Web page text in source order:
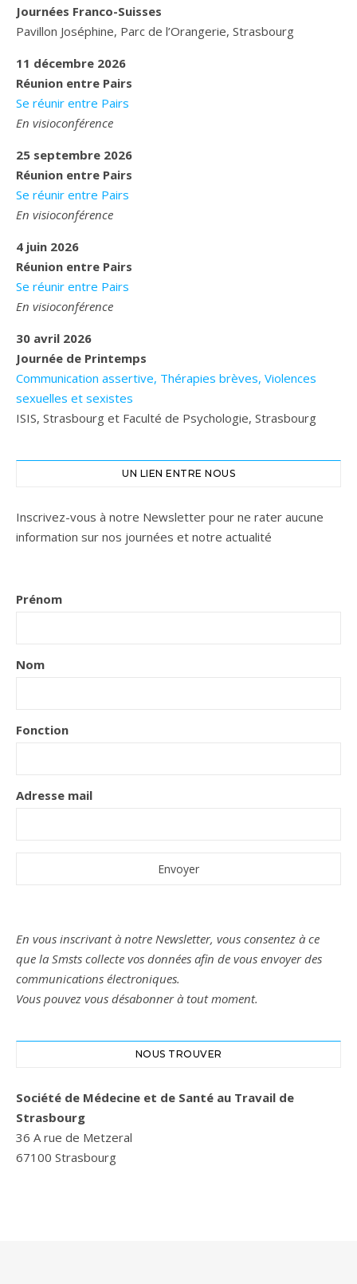
Journées Franco-Suisses
Pavillon Joséphine, Parc de l’Orangerie, Strasbourg
11 décembre 2026
Réunion entre Pairs
Se réunir entre Pairs
En visioconférence
25 septembre 2026
Réunion entre Pairs
Se réunir entre Pairs
En visioconférence
4 juin 2026
Réunion entre Pairs
Se réunir entre Pairs
En visioconférence
30 avril 2026
Journée de Printemps
Communication assertive, Thérapies brèves, Violences
sexuelles et sexistes
ISIS, Strasbourg et Faculté de Psychologie, Strasbourg
UN LIEN ENTRE NOUS
Inscrivez-vous à notre Newsletter pour ne rater aucune
information sur nos journées et notre actualité
Prénom
Nom
Fonction
Adresse mail
En vous inscrivant à notre Newsletter, vous consentez à ce
que la Smsts collecte vos données afin de vous envoyer des
communications électroniques.
Vous pouvez vous désabonner à tout moment.
NOUS TROUVER
Société de Médecine et de Santé au Travail de
Strasbourg
36 A rue de Metzeral
67100 Strasbourg